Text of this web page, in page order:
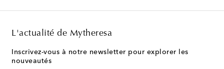
L'actualité de Mytheresa
Inscrivez-vous à notre newsletter pour explorer les
nouveautés